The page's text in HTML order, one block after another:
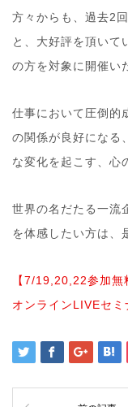
方々からも、過去2
と、大好評を頂いて
の方を対象に開催い
仕事において圧倒的
の関係が良好になる
な変化を起こす、心
世界の名だたる一流
を体感したい方は、
【7/19,20,22参加無
オンラインLIVEセミ